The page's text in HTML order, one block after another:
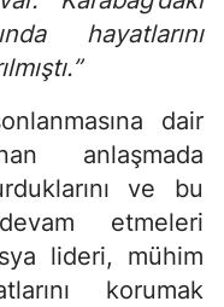
hayatlarını
dair
anlaşmada
ve bu
etmeleri
lideri, mühim
korumak